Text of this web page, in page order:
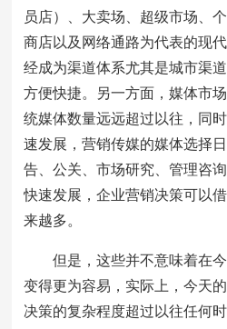
员店）、大卖场、超级市场、
商店以及网络通路为代表的现
经成为渠道体系尤其是城市渠
方便快捷。另一方面，媒体市
统媒体数量远远超过以往，同
速发展，营销传媒的媒体选择
告、公关、市场研究、管理咨
快速发展，企业营销决策可以
来越多。
但是，这些并不意味着在今
变得更为容易，实际上，今天
决策的复杂程度超过以往任何时